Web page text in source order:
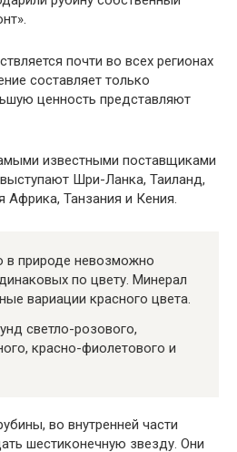
почти во всех регионах
составляет только
ценность представляют
известными поставщиками
Шри-Ланка, Таиланд,
Африка, Танзания и Кения.
в природе невозможно
по цвету. Минерал
вариации красного цвета.
светло-розового,
красно-фиолетового и
во внутренней части
шестиконечную звезду. Они